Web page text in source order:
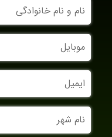
و
نام
خانوادگی
موبایل
ایمیل
نام
شهر